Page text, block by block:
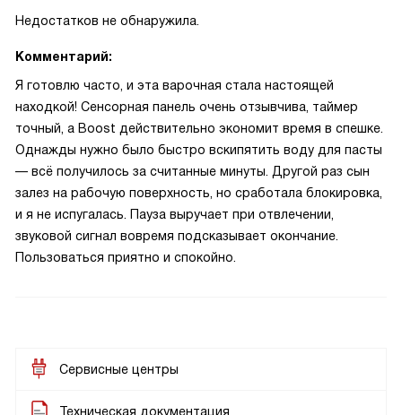
Недостатков не обнаружила.
Комментарий:
Я готовлю часто, и эта варочная стала настоящей
находкой! Сенсорная панель очень отзывчива, таймер
точный, а Boost действительно экономит время в спешке.
Однажды нужно было быстро вскипятить воду для пасты
— всё получилось за считанные минуты. Другой раз сын
залез на рабочую поверхность, но сработала блокировка,
и я не испугалась. Пауза выручает при отвлечении,
звуковой сигнал вовремя подсказывает окончание.
Пользоваться приятно и спокойно.
Сервисные центры
Техническая документация